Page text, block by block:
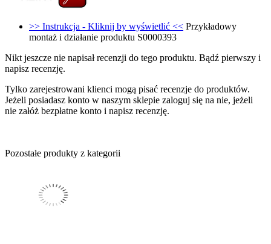
>> Instrukcja - Kliknij by wyświetlić << Przykładowy
montaż i działanie produktu S0000393
Nikt jeszcze nie napisał recenzji do tego produktu. Bądź pierwszy i
napisz recenzję.
Tylko zarejestrowani klienci mogą pisać recenzje do produktów.
Jeżeli posiadasz konto w naszym sklepie zaloguj się na nie, jeżeli
nie załóż bezpłatne konto i napisz recenzję.
Pozostałe produkty z kategorii